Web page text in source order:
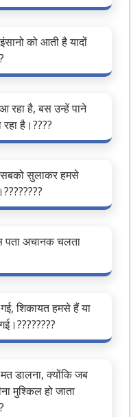
को आती है यादों
रहा है, बस उन्हें पाने
है।????
सबको सुलाकर हमसे
पता अचानक चलता
शिकायत हमसे हैं या
डालना, क्योंकि जब
मुश्किल हो जाता